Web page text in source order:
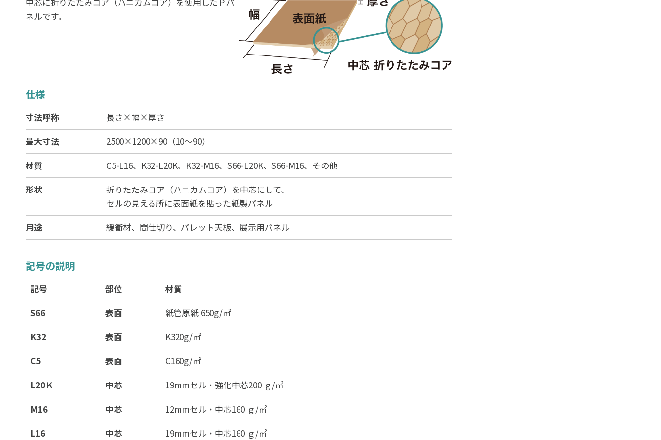
ネルです。
仕様
寸法呼称
長さ×幅×厚さ
最大寸法
2500×1200×90（10～90）
材質
C5-L16、K32-L20K、K32-M16、S66-L20K、S66-M16、その他
形状
折りたたみコア（ハニカムコア）を中芯にして、
セルの見える所に表面紙を貼った紙製パネル
用途
緩衝材、間仕切り、パレット天板、展示用パネル
記号の説明
記号 部位
材質
S66
表面
紙管原紙 650g/㎡
K32
表面
K320g/㎡
C5
表面
C160g/㎡
L20Ｋ
中芯
19mmセル・強化中芯200 ｇ/㎡
M16
中芯
12mmセル・中芯160 ｇ/㎡
L16
中芯 19mmセル・中芯160 ｇ/㎡